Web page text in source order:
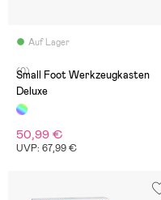
Auf Lager
(0)
Small Foot Werkzeugkasten
Deluxe
50,99 €
UVP: 67,99 €